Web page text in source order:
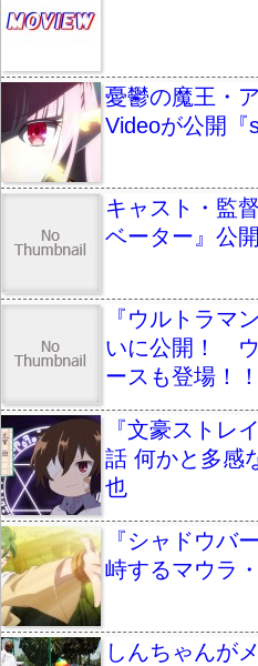
憂鬱の魔王・
Videoが公開『
キャスト・監
ベーター』公
『ウルトラマ
いに公開！ ウ
ースも登場！！
『文豪ストレ
話 何かと多感
也
『シャドウバ
峙するマウラ
しんちゃんが